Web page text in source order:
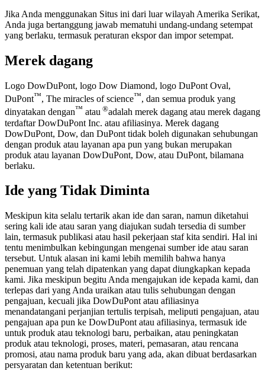
Jika Anda menggunakan Situs ini dari luar wilayah Amerika Serikat,
Anda juga bertanggung jawab mematuhi undang-undang setempat
yang berlaku, termasuk peraturan ekspor dan impor setempat.
Merek dagang
Logo DowDuPont, logo Dow Diamond, logo DuPont Oval,
DuPont™, The miracles of science™, dan semua produk yang
dinyatakan dengan™ atau ®adalah merek dagang atau merek dagang
terdaftar DowDuPont Inc. atau afiliasinya. Merek dagang
DowDuPont, Dow, dan DuPont tidak boleh digunakan sehubungan
dengan produk atau layanan apa pun yang bukan merupakan
produk atau layanan DowDuPont, Dow, atau DuPont, bilamana
berlaku.
Ide yang Tidak Diminta
Meskipun kita selalu tertarik akan ide dan saran, namun diketahui
sering kali ide atau saran yang diajukan sudah tersedia di sumber
lain, termasuk publikasi atau hasil pekerjaan staf kita sendiri. Hal ini
tentu menimbulkan kebingungan mengenai sumber ide atau saran
tersebut. Untuk alasan ini kami lebih memilih bahwa hanya
penemuan yang telah dipatenkan yang dapat diungkapkan kepada
kami. Jika meskipun begitu Anda mengajukan ide kepada kami, dan
terlepas dari yang Anda uraikan atau tulis sehubungan dengan
pengajuan, kecuali jika DowDuPont atau afiliasinya
menandatangani perjanjian tertulis terpisah, meliputi pengajuan, atau
pengajuan apa pun ke DowDuPont atau afiliasinya, termasuk ide
untuk produk atau teknologi baru, perbaikan, atau peningkatan
produk atau teknologi, proses, materi, pemasaran, atau rencana
promosi, atau nama produk baru yang ada, akan dibuat berdasarkan
persyaratan dan ketentuan berikut: